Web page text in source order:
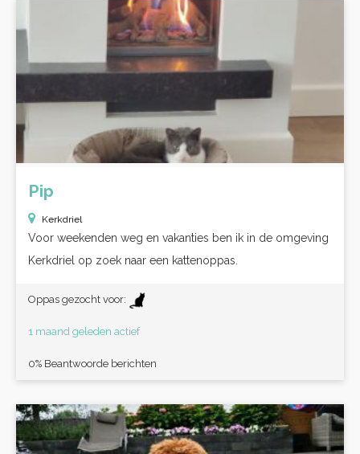
Pip
Kerkdriel
Voor weekenden weg en vakanties ben ik in de omgeving
Kerkdriel op zoek naar een kattenoppas.
Oppas gezocht voor:
1 maand geleden actief
0% Beantwoorde berichten